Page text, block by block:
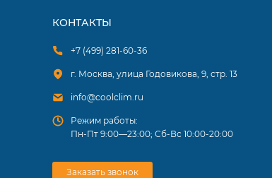
КОНТАКТЫ
+7 (499) 281-60-36
г. Москва, улица Годовикова, 9, стр. 13
info@coolclim.ru
Режим работы:
Пн-Пт 9:00—23:00; Сб-Вс 10:00-20:00
Заказать звонок